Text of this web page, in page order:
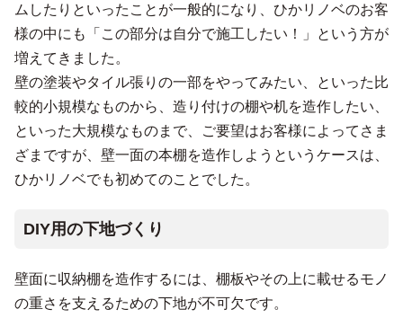
ムしたりといったことが一般的になり、ひかリノベのお客
様の中にも「この部分は自分で施工したい！」という方が
増えてきました。
壁の塗装やタイル張りの一部をやってみたい、といった比
較的小規模なものから、造り付けの棚や机を造作したい、
といった大規模なものまで、ご要望はお客様によってさま
ざまですが、壁一面の本棚を造作しようというケースは、
ひかリノベでも初めてのことでした。
DIY用の下地づくり
壁面に収納棚を造作するには、棚板やその上に載せるモノ
の重さを支えるための下地が不可欠です。